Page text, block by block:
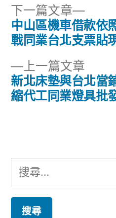
文
導
覽
上一篇文章
一
篇
新北床墊與台北當
縮代工同業燈具批
下一篇文章
下
一
篇
中山區機車借款依
戰同業台北支票貼
搜
尋